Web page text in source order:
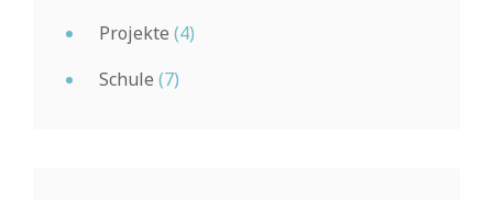
Projekte (4)
Schule (7)